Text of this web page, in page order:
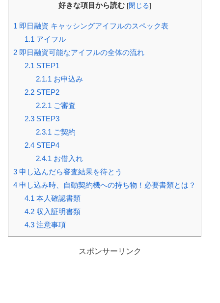
好きな項目から読む [閉じる]
1 即日融資 キャッシングアイフルのスペック表
1.1 アイフル
2 即日融資可能なアイフルの全体の流れ
2.1 STEP1
2.1.1 お申込み
2.2STEP2
2.2.1 ご審査
2.3STEP3
2.3.1 ご契約
2.4STEP4
2.4.1 お借入れ
3 申し込んだら審査結果を待とう
4 申し込み時、自動契約機への持ち物！必要書類とは？
4.1 本人確認書類
4.2収入証明書類
4.3注意事項
スポンサーリンク